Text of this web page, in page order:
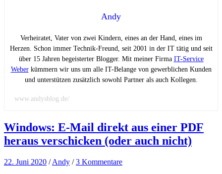
Andy
Verheiratet, Vater von zwei Kindern, eines an der Hand, eines im
Herzen. Schon immer Technik-Freund, seit 2001 in der IT tätig und seit
über 15 Jahren begeisterter Blogger. Mit meiner Firma IT-Service
Weberkümmern wir uns um alle IT-Belange von gewerblichen Kunden
und unterstützen zusätzlich sowohl Partner als auch Kollegen.
www.andysblog.de/
Windows: E-Mail direkt aus einer PDF
heraus verschicken (oder auch nicht)
22. Juni 2020 /Andy /3 Kommentare